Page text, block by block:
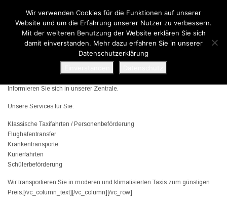
07971 23222
[vc_row][vc_column][vc_column_text]Unser Traditions-Untenehmen bietet
Ihnen neben der klassichen Kurzzeit-Personen-Beförderung noch weitere
Informieren Sie sich in unserer Zentrale.
Unsere Services für Sie:
Klassische Taxifahrten / Personenbeförderung
Flughafentransfer
Krankentransporte
Kurierfahrten
Schülerbeförderung
Wir transportieren Sie in moderen und klimatisierten Taxis zum günstigen
Preis.[/vc_column_text][/vc_column][/vc_row]
Wir verwenden Cookies für die Funktionen auf unserer
Website und um die Erfahrung unserer Nutzer zu verbessern.
Mit der weiteren Benutzung der Website erklären Sie sich
damit einverstanden. Mehr dazu erfahren Sie in unserer
Datenschutzerklärung